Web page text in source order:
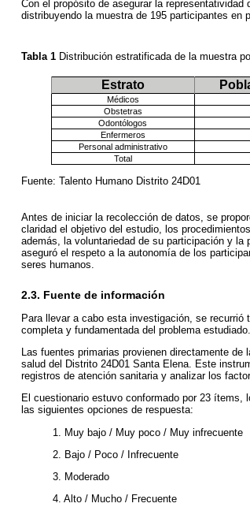
Con el propósito de asegurar la
distribuyendo la muestra de 195 participantes en
Tabla 1 Distribución estratificada de la muestra
Estrato
Médicos
Obstetras
Odontólogos
Enfermeros
Personal administrativo
Total
Fuente: Talento Humano Distrito 24D01
Antes de iniciar la recolección de datos, se
claridad el objetivo del estudio, los
además, la voluntariedad de su participación y
aseguró el respeto a la autonomía de los
seres humanos.
2.3. Fuente de información
Para llevar a cabo esta investigación, se
completa y fundamentada del problema estudiado.
Las fuentes primarias provienen directamente
salud del Distrito 24D01 Santa Elena. Este
registros de atención sanitaria y analizar los
El cuestionario estuvo conformado por 23
las siguientes opciones de respuesta:
1. Muy bajo / Muy poco / Muy infrecuente
2. Bajo / Poco / Infrecuente
3. Moderado
4. Alto / Mucho / Frecuente